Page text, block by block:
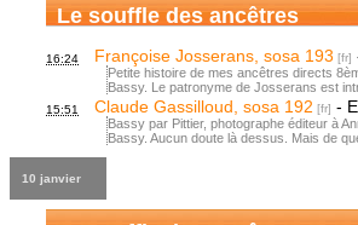
Le souffle des ancêtres
16:24 Françoise Josserans, sosa 193
Petite histoire de mes ancêtres directs
Bassy. Le patronyme de Josserans est
15:51 Claude Gassilloud, sosa 192 -
Bassy par Pittier, photographe éditeur à
Bassy. Aucun doute là dessus. Mais de
10 janvier